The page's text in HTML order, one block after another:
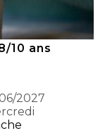
10 ans
2027